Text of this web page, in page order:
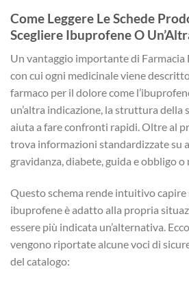
Come Leggere Le Schede
Scegliere Ibuprofene O
Un vantaggio importante di Farmacia
con cui ogni medicinale viene
farmaco per il dolore come
un’altra indicazione, la struttura della
aiuta a fare confronti rapidi. Oltre al
trova informazioni standardizzate su
gravidanza, diabete, guida e obbligo
Questo schema rende intuitivo capire
ibuprofene è adatto alla propria
essere più indicata un’alternativa.
vengono riportate alcune voci di
del catalogo: